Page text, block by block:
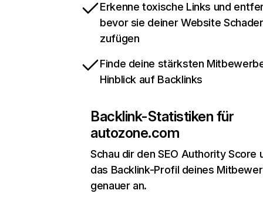
Erkenne toxische Links und
bevor sie deiner Website
zufügen
Finde deine stärksten
Hinblick auf Backlinks
Backlink-Statistiken für
autozone.com
Schau dir den SEO Authority Score
das Backlink-Profil deines
genauer an.